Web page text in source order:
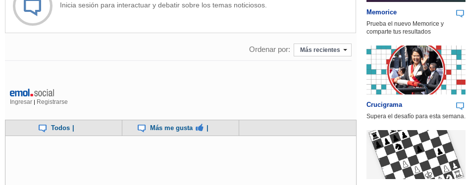
Inicia sesión para interactuar y debatir sobre los temas noticiosos.
Ordenar por: Más recientes
Ingresar | Registrarse
Todos Más me gusta
Memorice
Prueba el nuevo Memorice y
comparte tus resultados
Crucigrama
Supera el desafío para esta semana.